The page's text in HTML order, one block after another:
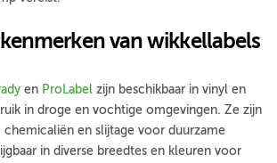
van wikkellabels
en ProLabel zijn beschikbaar in vinyl en
in droge en vochtige omgevingen. Ze zijn
chemicaliën en slijtage voor duurzame
in diverse breedtes en kleuren voor